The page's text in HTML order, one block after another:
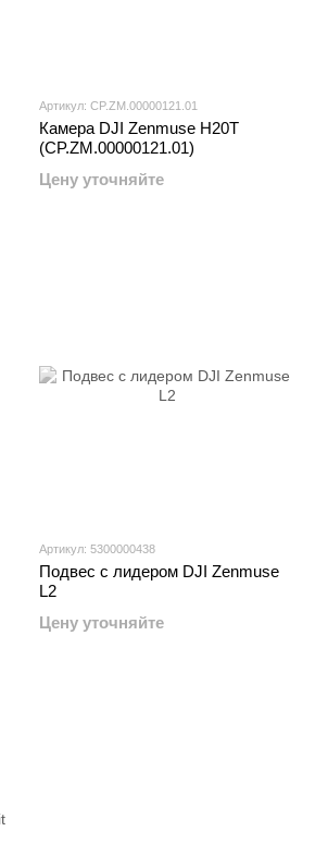
Артикул: CP.ZM.00000121.01
Камера DJI Zenmuse H20T
(CP.ZM.00000121.01)
Цену уточняйте
Артикул: 5300000438
Подвес с лидером DJI Zenmuse
L2
Цену уточняйте